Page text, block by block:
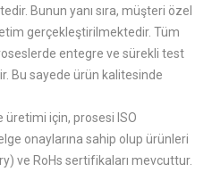
Bunun yanı sıra, müşteri özel
gerçekleştirilmektedir. Tüm
entegre ve sürekli test
Bu sayede ürün kalitesinde
üretimi için, prosesi ISO
onaylarına sahip olup ürünleri
ve RoHs sertifikaları mevcuttur.